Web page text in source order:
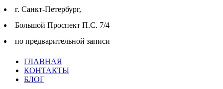
г. Cанкт-Петербург,
Большой Проспект П.С. 7/4
по предварительной записи
ГЛАВНАЯ
КОНТАКТЫ
БЛОГ